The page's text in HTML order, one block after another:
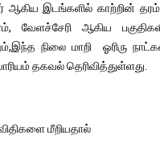
ஆகிய இடங்களில் காற்றின்
வேளச்சேரி ஆகிய
நிலை மாறி ஓரிரு
தகவல் தெரிவித்துள்ளது.
மீறியதால்